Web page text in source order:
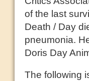
of the last
Death / Day
pneumonia.
Doris Day
The following